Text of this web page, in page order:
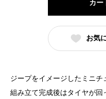
カ
ー
（
カー
お気
ジープをイメージしたミニチ
組み立て完成後はタイヤが回